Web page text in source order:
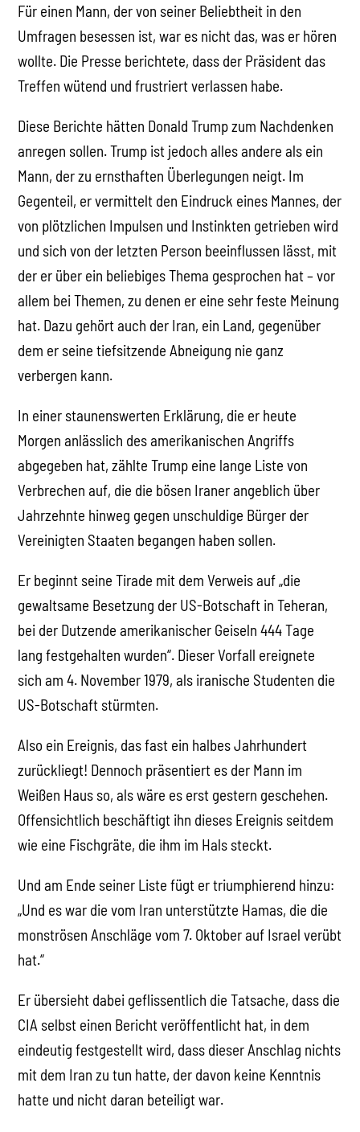
Für einen Mann, der von seiner Beliebtheit in den
Umfragen besessen ist, war es nicht das, was er hören
wollte. Die Presse berichtete, dass der Präsident das
Treffen wütend und frustriert verlassen habe.
Diese Berichte hätten Donald Trump zum Nachdenken
anregen sollen. Trump ist jedoch alles andere als ein
Mann, der zu ernsthaften Überlegungen neigt. Im
Gegenteil, er vermittelt den Eindruck eines Mannes, der
von plötzlichen Impulsen und Instinkten getrieben wird
und sich von der letzten Person beeinflussen lässt, mit
der er über ein beliebiges Thema gesprochen hat – vor
allem bei Themen, zu denen er eine sehr feste Meinung
hat. Dazu gehört auch der Iran, ein Land, gegenüber
dem er seine tiefsitzende Abneigung nie ganz
verbergen kann.
In einer staunenswerten Erklärung, die er heute
Morgen anlässlich des amerikanischen Angriffs
abgegeben hat, zählte Trump eine lange Liste von
Verbrechen auf, die die bösen Iraner angeblich über
Jahrzehnte hinweg gegen unschuldige Bürger der
Vereinigten Staaten begangen haben sollen.
Er beginnt seine Tirade mit dem Verweis auf „die
gewaltsame Besetzung der US-Botschaft in Teheran,
bei der Dutzende amerikanischer Geiseln 444 Tage
lang festgehalten wurden“. Dieser Vorfall ereignete
sich am 4. November 1979, als iranische Studenten die
US-Botschaft stürmten.
Also ein Ereignis, das fast ein halbes Jahrhundert
zurückliegt! Dennoch präsentiert es der Mann im
Weißen Haus so, als wäre es erst gestern geschehen.
Offensichtlich beschäftigt ihn dieses Ereignis seitdem
wie eine Fischgräte, die ihm im Hals steckt.
Und am Ende seiner Liste fügt er triumphierend hinzu:
„Und es war die vom Iran unterstützte Hamas, die die
monströsen Anschläge vom 7. Oktober auf Israel verübt
hat.“
Er übersieht dabei geflissentlich die Tatsache, dass die
CIA selbst einen Bericht veröffentlicht hat, in dem
eindeutig festgestellt wird, dass dieser Anschlag nichts
mit dem Iran zu tun hatte, der davon keine Kenntnis
hatte und nicht daran beteiligt war.